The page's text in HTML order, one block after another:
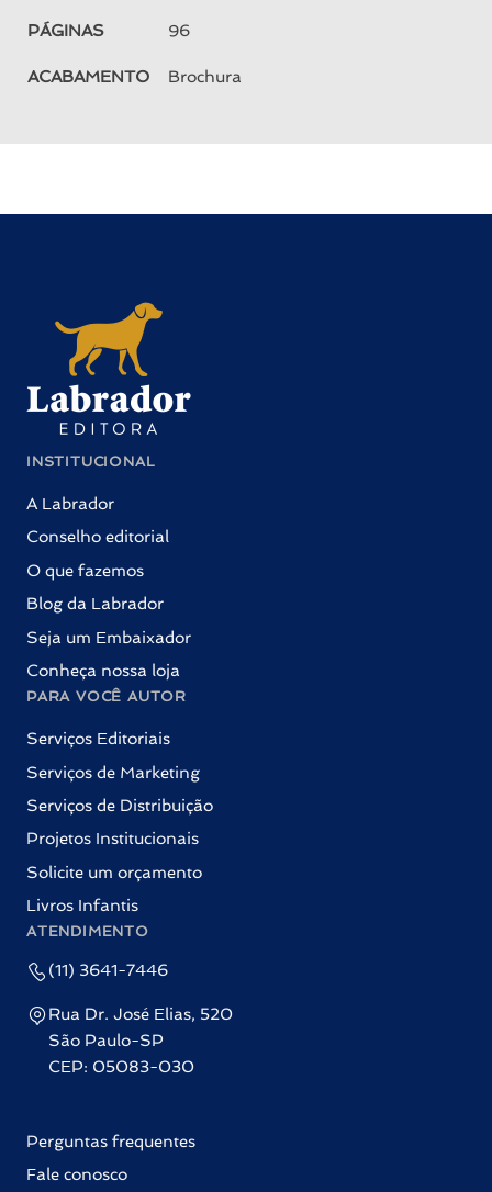
PÁGINAS 96
ACABAMENTO Brochura
INSTITUCIONAL
A Labrador
Conselho editorial
O que fazemos
Blog da Labrador
Seja um Embaixador
Conheça nossa loja
PARA VOCÊ AUTOR
Serviços Editoriais
Serviços de Marketing
Serviços de Distribuição
Projetos Institucionais
Solicite um orçamento
Livros Infantis
ATENDIMENTO
(11) 3641-7446
Rua Dr. José Elias, 520
São Paulo-SP
CEP: 05083-030
Perguntas frequentes
Fale conosco